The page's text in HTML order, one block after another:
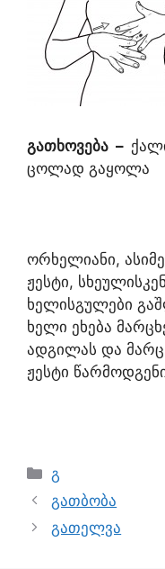
გათხოვება –
ცოლად გაყოლა
ორხელიანი,
ჟესტი,
ხელისგულები
ხელი ეხება
ადგილას და
ჟესტი
გ
გათბობა
გათელვა